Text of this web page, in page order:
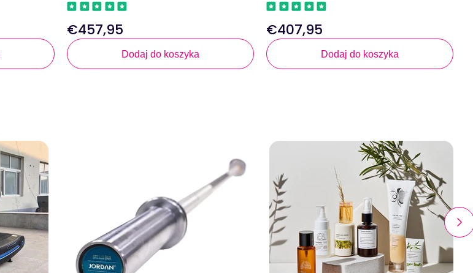
Regularna
cena
€457,95
Dodaj do koszyka
Regularna
cena
€407,95
Dodaj do koszyka